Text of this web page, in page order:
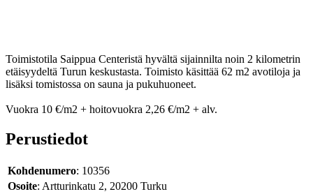
Toimistotila Saippua Centeristä hyvältä sijainnilta noin 2 kilometrin
etäisyydeltä Turun keskustasta. Toimisto käsittää 62 m2 avotiloja ja
lisäksi tomistossa on sauna ja pukuhuoneet.
Vuokra 10 €/m2 + hoitovuokra 2,26 €/m2 + alv.
Perustiedot
Kohdenumero: 10356
Osoite: Artturinkatu 2, 20200 Turku